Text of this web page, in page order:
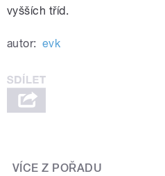
vyšších tříd.
autor: evk
VÍCE Z POŘADU